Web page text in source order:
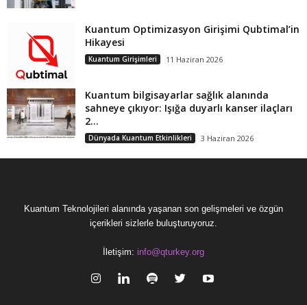
Kuantum Optimizasyon Girişimi Qubtimal’in
Hikayesi
Kuantum Girişimleri 11 Haziran 2026
Kuantum bilgisayarlar sağlık alanında
sahneye çıkıyor: Işığa duyarlı kanser ilaçları
2...
Dünyada Kuantum Etkinlikleri 3 Haziran 2026
Kuantum Teknolojileri alanında yaşanan son gelişmeleri ve özgün
içerikleri sizlerle buluşturuyoruz.
İletişim: info@qturkey.org